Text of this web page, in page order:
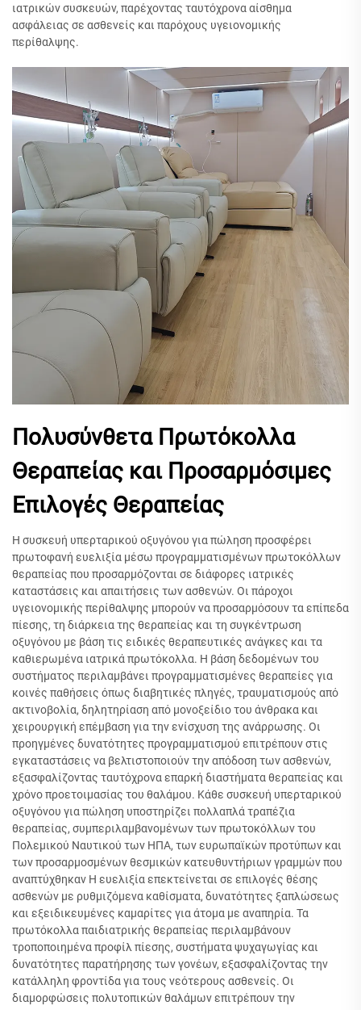
ιατρικών συσκευών, παρέχοντας ταυτόχρονα αίσθημα
ασφάλειας σε ασθενείς και παρόχους υγειονομικής
περίθαλψης.
Πολυσύνθετα Πρωτόκολλα
Θεραπείας και Προσαρμόσιμες
Επιλογές Θεραπείας
Η συσκευή υπερταρικού οξυγόνου για πώληση προσφέρει
πρωτοφανή ευελιξία μέσω προγραμματισμένων πρωτοκόλλων
θεραπείας που προσαρμόζονται σε διάφορες ιατρικές
καταστάσεις και απαιτήσεις των ασθενών. Οι πάροχοι
υγειονομικής περίθαλψης μπορούν να προσαρμόσουν τα επίπεδα
πίεσης, τη διάρκεια της θεραπείας και τη συγκέντρωση
οξυγόνου με βάση τις ειδικές θεραπευτικές ανάγκες και τα
καθιερωμένα ιατρικά πρωτόκολλα. Η βάση δεδομένων του
συστήματος περιλαμβάνει προγραμματισμένες θεραπείες για
κοινές παθήσεις όπως διαβητικές πληγές, τραυματισμούς από
ακτινοβολία, δηλητηρίαση από μονοξείδιο του άνθρακα και
χειρουργική επέμβαση για την ενίσχυση της ανάρρωσης. Οι
προηγμένες δυνατότητες προγραμματισμού επιτρέπουν στις
εγκαταστάσεις να βελτιστοποιούν την απόδοση των ασθενών,
εξασφαλίζοντας ταυτόχρονα επαρκή διαστήματα θεραπείας και
χρόνο προετοιμασίας του θαλάμου. Κάθε συσκευή υπερταρικού
οξυγόνου για πώληση υποστηρίζει πολλαπλά τραπέζια
θεραπείας, συμπεριλαμβανομένων των πρωτοκόλλων του
Πολεμικού Ναυτικού των ΗΠΑ, των ευρωπαϊκών προτύπων και
των προσαρμοσμένων θεσμικών κατευθυντήριων γραμμών που
αναπτύχθηκαν Η ευελιξία επεκτείνεται σε επιλογές θέσης
ασθενών με ρυθμιζόμενα καθίσματα, δυνατότητες ξαπλώσεως
και εξειδικευμένες καμαρίτες για άτομα με αναπηρία. Τα
πρωτόκολλα παιδιατρικής θεραπείας περιλαμβάνουν
τροποποιημένα προφίλ πίεσης, συστήματα ψυχαγωγίας και
δυνατότητες παρατήρησης των γονέων, εξασφαλίζοντας την
κατάλληλη φροντίδα για τους νεότερους ασθενείς. Οι
διαμορφώσεις πολυτοπικών θαλάμων επιτρέπουν την